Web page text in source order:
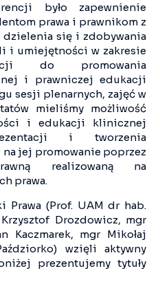
było zapewnienie
prawa i prawnikom z
dzielenia się i zdobywania
i umiejętności w zakresie
do promowania
i prawniczej edukacji
sesji plenarnych, zajęć w
mieliśmy możliwość
i edukacji klinicznej
i tworzenia
na jej promowanie poprzez
realizowaną na
prawa.
Prawa (Prof. UAM dr hab.
Drozdowicz, mgr
Kaczmarek, mgr Mikołaj
wzięli aktywny
prezentujemy tytuły